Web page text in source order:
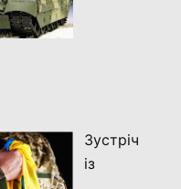
Зустріч
із